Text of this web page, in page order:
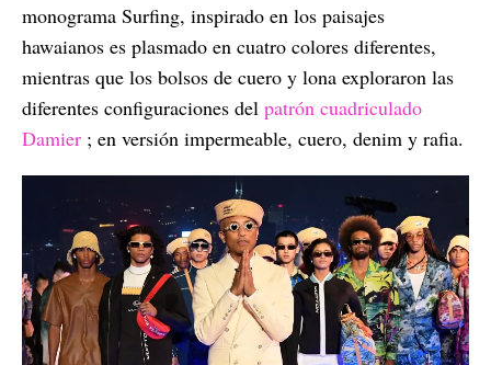
monograma Surfing, inspirado en los paisajes
hawaianos es plasmado en cuatro colores diferentes,
mientras que los bolsos de cuero y lona exploraron las
diferentes configuraciones del patrón cuadriculado
Damier ; en versión impermeable, cuero, denim y rafia.